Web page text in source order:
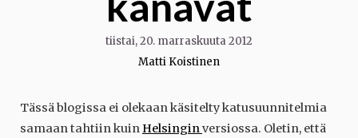
tiistai, 20. marraskuuta 2012
Matti Koistinen
Tässä blogissa ei olekaan käsitelty katusuunnitelmia
samaan tahtiin kuinHelsinginversiossa. Oletin, että